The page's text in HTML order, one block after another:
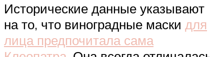
Исторические данные указывают
на то, что виноградные маски для
лица предпочитала сама